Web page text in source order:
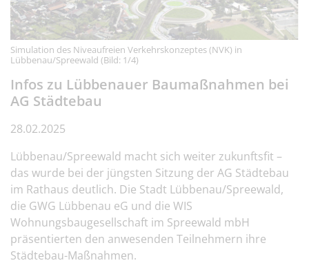
Simulation des Niveaufreien Verkehrskonzeptes (NVK) in
Lübbenau/Spreewald (Bild: 1/4)
Infos zu Lübbenauer Baumaßnahmen bei
AG Städtebau
28.02.2025
Lübbenau/Spreewald macht sich weiter zukunftsfit –
das wurde bei der jüngsten Sitzung der AG Städtebau
im Rathaus deutlich. Die Stadt Lübbenau/Spreewald,
die GWG Lübbenau eG und die WIS
Wohnungsbaugesellschaft im Spreewald mbH
präsentierten den anwesenden Teilnehmern ihre
Städtebau-Maßnahmen.